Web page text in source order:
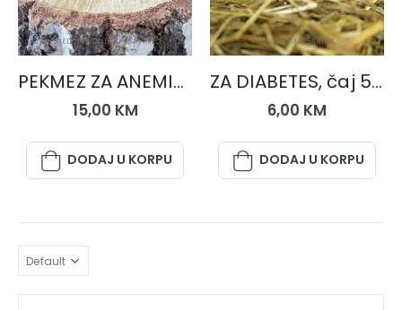
MED I MEDNE MJEŠAVINE
PEKMEZ ZA ANEMIJU 250 gr.
15,00 KM
DODAJ U KORPU
ČAJNE MJEŠAVINE
ZA DIABETES, čaj 50 gr.
6,00 KM
DODAJ U KORPU